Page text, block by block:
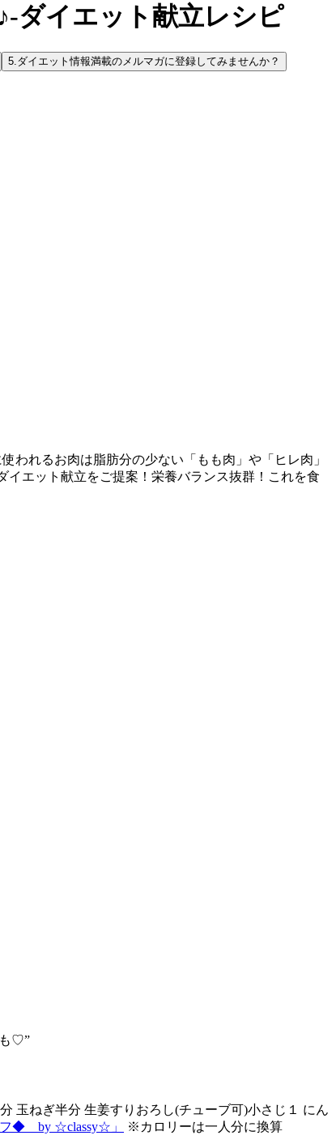
ダイエット献立レシピ
5.ダイエット情報満載のメルマガに登録してみませんか？
れるお肉は脂肪分の少ない「もも肉」や「ヒレ肉」
エット献立をご提案！栄養バランス抜群！これを食
♡”
玉ねぎ半分 生姜すりおろし(チューブ可)小さじ１ にん
フ◆ by ☆classy☆」 ※カロリーは一人分に換算